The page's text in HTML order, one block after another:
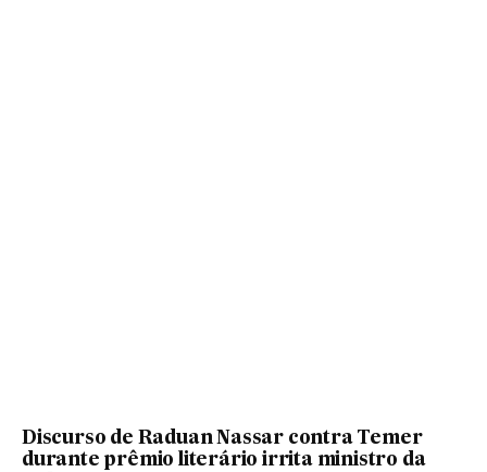
Discurso de Raduan Nassar contra Temer
durante prêmio literário irrita ministro da